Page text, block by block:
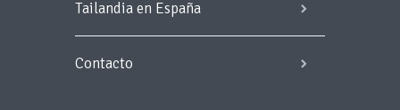
Tailandia en España
Contacto